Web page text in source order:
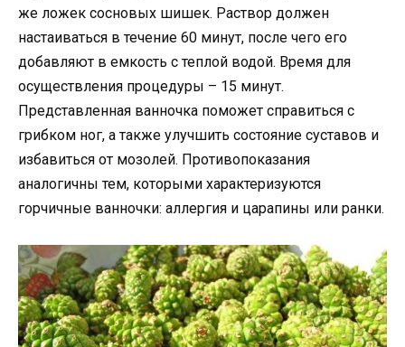
же ложек сосновых шишек. Раствор должен
настаиваться в течение 60 минут, после чего его
добавляют в емкость с теплой водой. Время для
осуществления процедуры – 15 минут.
Представленная ванночка поможет справиться с
грибком ног, а также улучшить состояние суставов и
избавиться от мозолей. Противопоказания
аналогичны тем, которыми характеризуются
горчичные ванночки: аллергия и царапины или ранки.